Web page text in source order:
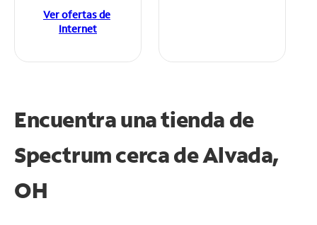
Ver ofertas de
Internet
Encuentra una tienda de
Spectrumcerca de Alvada,
OH